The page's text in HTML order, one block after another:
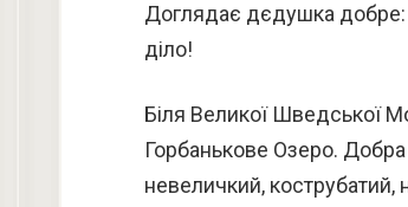
Доглядає дєдушка добре:
діло!
Біля Великої Шведської
Горбанькове Озеро.
невеличкий, кострубатий,